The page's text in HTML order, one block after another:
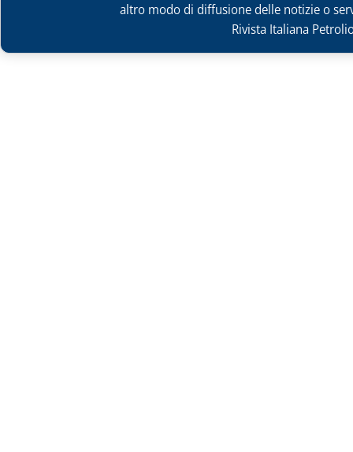
altro modo di diffusione delle notizie o
Rivista Italiana